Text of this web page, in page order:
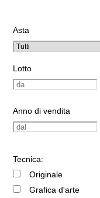
Asta
Lotto
Anno di vendita
Tecnica:
Originale
Grafica d'arte